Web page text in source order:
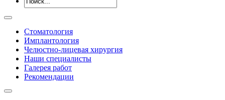
Стоматология
Имплантология
Челюстно-лицевая хирургия
Наши специалисты
Галерея работ
Рекомендации